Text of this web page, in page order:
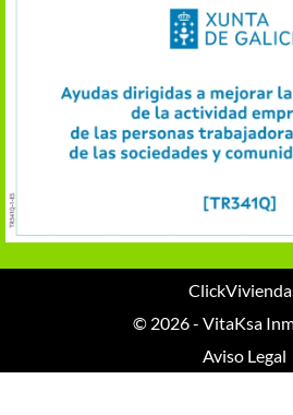
© 2026 - VitaKsa
Aviso Legal